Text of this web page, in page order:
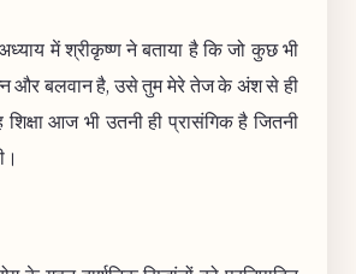
में श्रीकृष्ण ने बताया है कि जो कुछ भी
और बलवान है, उसे तुम मेरे तेज के अंश से ही
आज भी उतनी ही प्रासंगिक है जितनी